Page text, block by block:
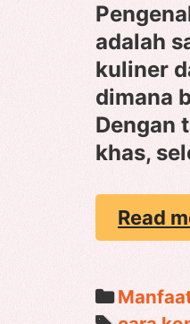
adalah
kuliner
dimana
Dengan
khas,
Read